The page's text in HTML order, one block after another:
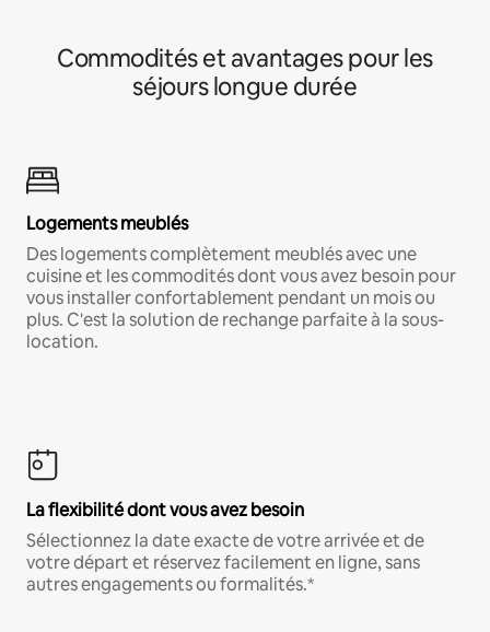
Commodités et avantages pour les
séjours longue durée
Logements meublés
Des logements complètement meublés avec une
cuisine et les commodités dont vous avez besoin pour
vous installer confortablement pendant un mois ou
plus. C'est la solution de rechange parfaite à la sous-
location.
La flexibilité dont vous avez besoin
Sélectionnez la date exacte de votre arrivée et de
votre départ et réservez facilement en ligne, sans
autres engagements ou formalités.*